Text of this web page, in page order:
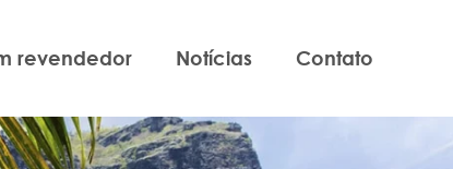
revendedor Notícias Contato